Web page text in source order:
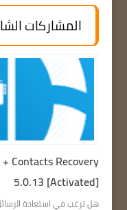
المشاركات
Contacts Recovery
5.0.13 [Activated]
هل ترغب في استعادة